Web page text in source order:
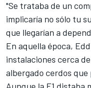
"Se trataba de un
implicaría no sólo tu
que llegarían a
En aquella época,
instalaciones cerca
albergado cerdos
Aunque la F1 distaba